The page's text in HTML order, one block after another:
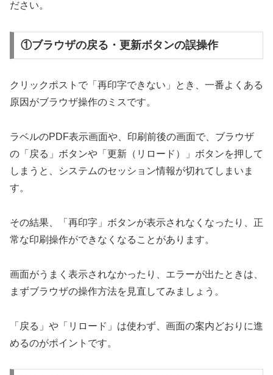
ださい。
①ブラウザの戻る・更新ボタンの誤操作
クリックポストで「再印字できない」とき、一番よくある
原因がブラウザ操作のミスです。
ラベルのPDF表示画面や、印刷前後の画面で、ブラウザ
の「戻る」ボタンや「更新（リロード）」ボタンを押して
しまうと、システムのセッション情報が切れてしまいま
す。
その結果、「再印字」ボタンが表示されなくなったり、正
常な印刷操作ができなくなることがあります。
画面がうまく表示されなかったり、エラーが出たときは、
まずブラウザの操作方法を見直してみましょう。
「戻る」や「リロード」は使わず、画面の案内どおりに進
めるのがポイントです。